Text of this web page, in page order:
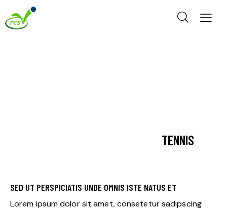
TENNIS
SED UT PERSPICIATIS UNDE OMNIS ISTE NATUS ET
Lorem ipsum dolor sit amet, consetetur sadipscing